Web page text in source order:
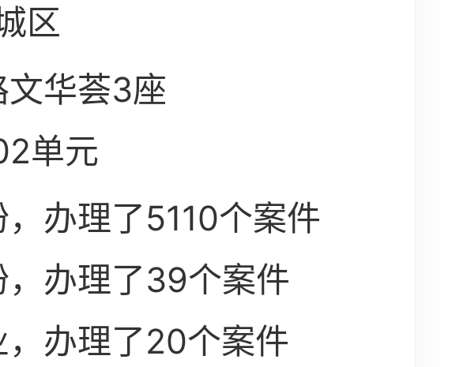
区
华荟3座
单元
办理了5110个案件
，办理了39个案件
，办理了20个案件